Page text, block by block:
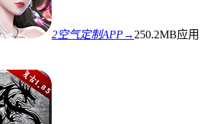
2空气定制APP→ 250.2MB应用